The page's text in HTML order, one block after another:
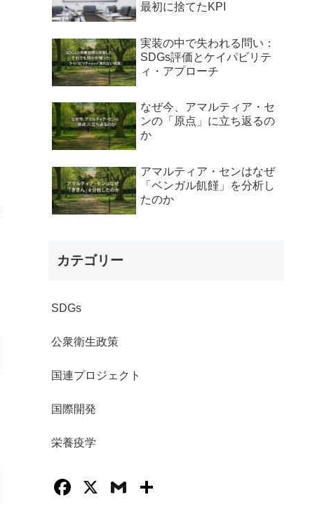
最初に捨てたKPI
実装の中で失われる問い：
SDGs評価とケイパビリテ
ィ・アプローチ
なぜ今、アマルティア・セ
ンの「原点」に立ち返るの
か
アマルティア・センはなぜ
「ベンガル飢饉」を分析し
たのか
カテゴリー
SDGs
公衆衛生政策
国連プロジェクト
国際開発
栄養疫学
F
X
G